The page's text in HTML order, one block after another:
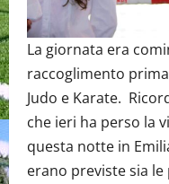
La giornata era
raccoglimento
Judo e Karate.
che ieri ha perso la
questa notte in
erano previste sia